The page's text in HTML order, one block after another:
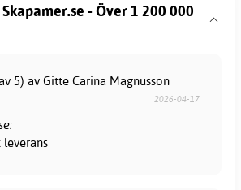
- Över 1 200 000
5) av Gitte Carina Magnusson
2026-04-17